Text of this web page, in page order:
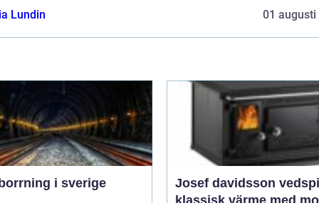
Lundin
01 augusti
i sverige
Josef davidsson